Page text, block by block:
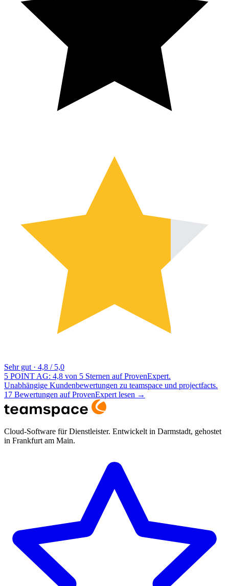
Sehr gut · 4,8 / 5,0
5 POINT AG: 4,8 von 5 Sternen auf ProvenExpert.
Unabhängige Kundenbewertungen zu teamspace und projectfacts.
17 Bewertungen auf ProvenExpert lesen →
Cloud-Software für Dienstleister. Entwickelt in Darmstadt, gehostet
in Frankfurt am Main.